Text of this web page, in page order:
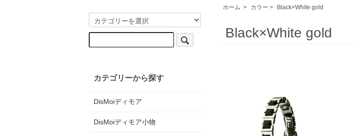
ホーム > カラー > Black×White gold
Black×White gold
カテゴリーから探す
DisMoiディモア
DisMoiディモア小物